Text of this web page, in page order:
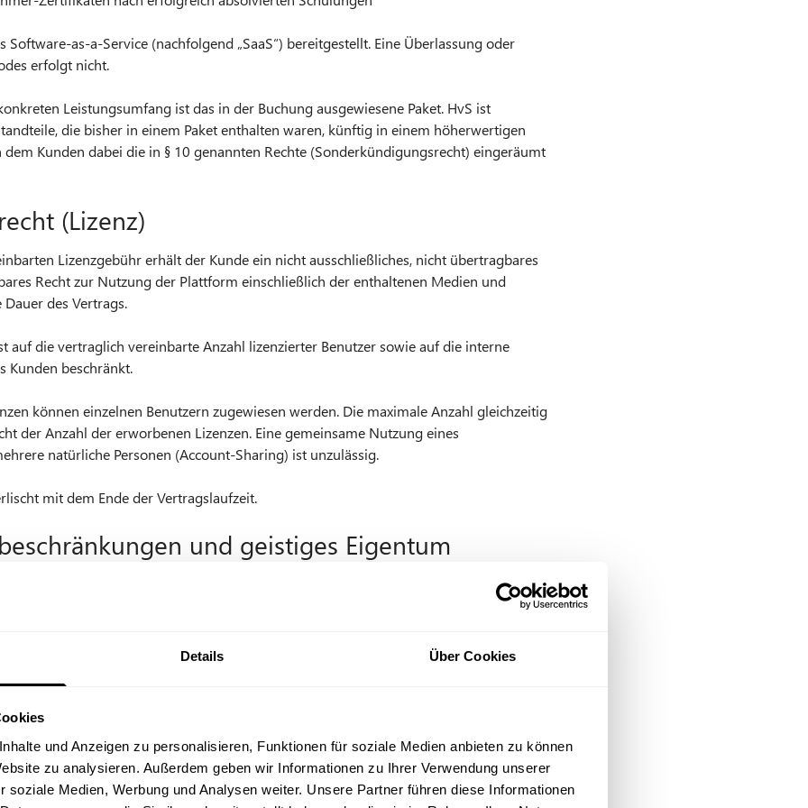
Details Über Cookies
und Anzeigen zu personalisieren, Funktionen für soziale Medien anbieten zu können
zu analysieren. Außerdem geben wir Informationen zu Ihrer Verwendung unserer
soziale Medien, Werbung und Analysen weiter. Unsere Partner führen diese Informationen
as-a-Service (nachfolgend „SaaS“) bereitgestellt. Eine Überlassung oder
erfolgt nicht.
Leistungsumfang ist das in der Buchung ausgewiesene Paket. HvS ist
die bisher in einem Paket enthalten waren, künftig in einem höherwertigen
dem Kunden dabei die in § 10 genannten Rechte (Sonderkündigungsrecht) eingeräumt
(Lizenz)
Lizenzgebühr erhält der Kunde ein nicht ausschließliches, nicht übertragbares
Recht zur Nutzung der Plattform einschließlich der enthaltenen Medien und
des Vertrags.
auf die vertraglich vereinbarte Anzahl lizenzierter Benutzer sowie auf die interne
Kunden beschränkt.
können einzelnen Benutzern zugewiesen werden. Die maximale Anzahl gleichzeitig
der Anzahl der erworbenen Lizenzen. Eine gemeinsame Nutzung eines
natürliche Personen (Account-Sharing) ist unzulässig.
mit dem Ende der Vertragslaufzeit.
und geistiges Eigentum
und alle weiteren Materialien sind urheberrechtlich geschützt. Das
an Dritte weiterzugeben oder öffentlich zugänglich zu machen
bearbeiten oder abzuleiten